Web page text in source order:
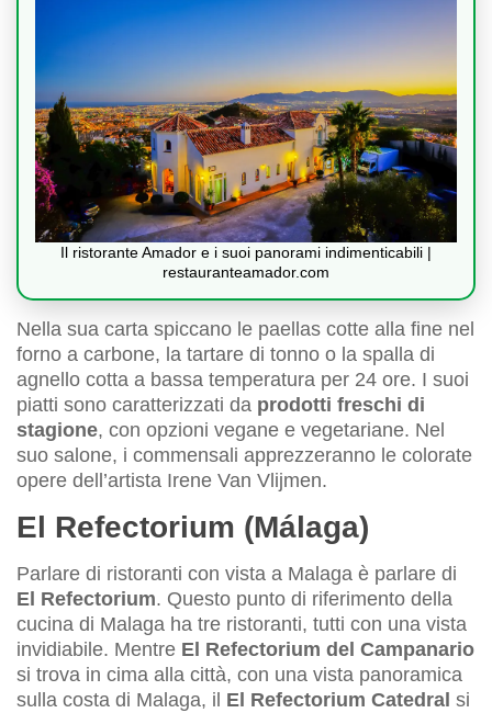
Il ristorante Amador e i suoi panorami indimenticabili |
restauranteamador.com
Nella sua carta spiccano le paellas cotte alla fine nel
forno a carbone, la tartare di tonno o la spalla di
agnello cotta a bassa temperatura per 24 ore. I suoi
piatti sono caratterizzati da prodotti freschi di
stagione, con opzioni vegane e vegetariane. Nel
suo salone, i commensali apprezzeranno le colorate
opere dell’artista Irene Van Vlijmen.
El Refectorium (Málaga)
Parlare di ristoranti con vista a Malaga è parlare di
El Refectorium. Questo punto di riferimento della
cucina di Malaga ha tre ristoranti, tutti con una vista
invidiabile. Mentre El Refectorium del Campanario
si trova in cima alla città, con una vista panoramica
sulla costa di Malaga, il El Refectorium Catedral si